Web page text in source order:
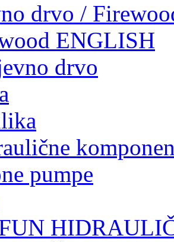
drvo /
ENGLISH
drvo
pumpe